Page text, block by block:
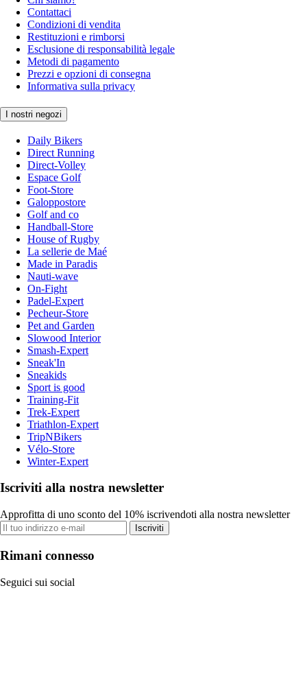
Contattaci
Condizioni di vendita
Restituzioni e rimborsi
Esclusione di responsabilità legale
Metodi di pagamento
Prezzi e opzioni di consegna
Informativa sulla privacy
I nostri negozi
Daily Bikers
Direct Running
Direct-Volley
Espace Golf
Foot-Store
Galoppostore
Golf and co
Handball-Store
House of Rugby
La sellerie de Maé
Made in Paradis
Nauti-wave
On-Fight
Padel-Expert
Pecheur-Store
Pet and Garden
Slowood Interior
Smash-Expert
Sneak'In
Sneakids
Sport is good
Training-Fit
Trek-Expert
Triathlon-Expert
TripNBikers
Vélo-Store
Winter-Expert
Iscriviti alla nostra newsletter
Approfitta di uno sconto del 10% iscrivendoti alla nostra newsletter
Iscriviti
Rimani connesso
Seguici sui social